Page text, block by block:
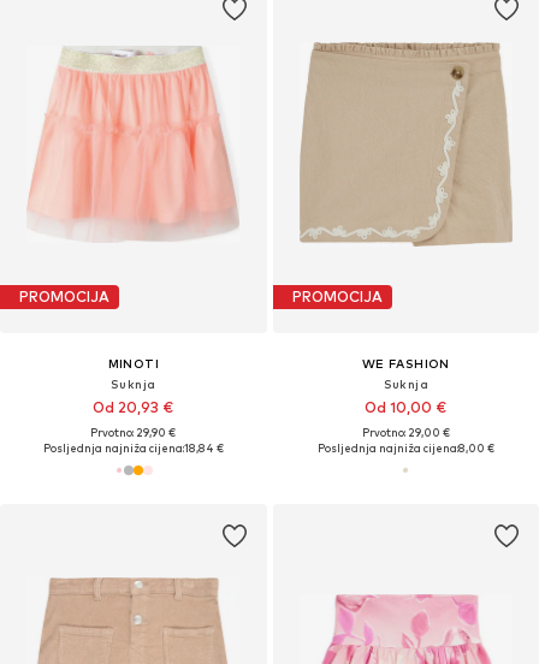
PROMOCIJA
MINOTI
Suknja
Od 20,93 €
Prvotno: 29,90 €
Posljednja najniža cijena:18,84 €
PROMOCIJA
WE FASHION
Suknja
Od 10,00 €
Prvotno: 29,00 €
Posljednja najniža cijena:8,00 €